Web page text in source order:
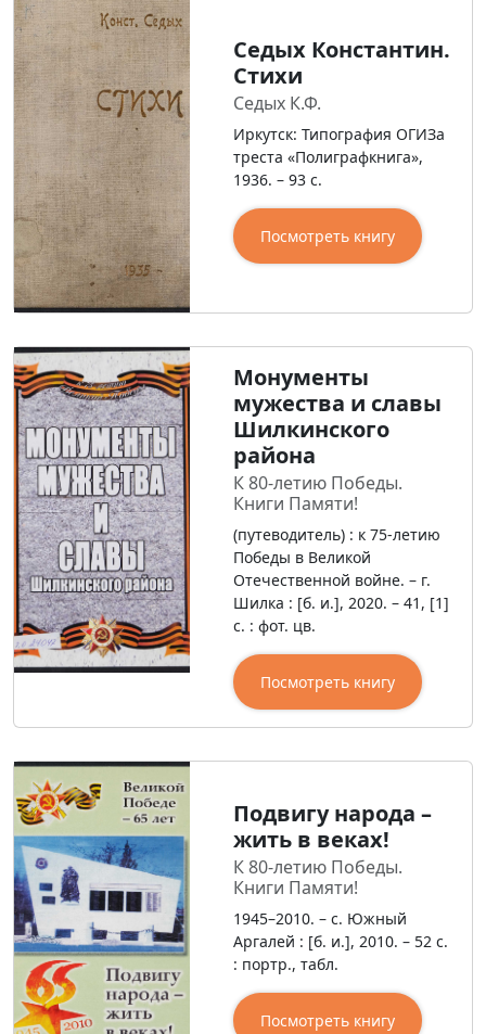
Седых Константин.
Стихи
Седых К.Ф.
Иркутск: Типография ОГИЗа
треста «Полиграфкнига»,
1936. – 93 с.
Посмотреть книгу
Монументы
мужества и славы
Шилкинского
района
К 80-летию Победы.
Книги Памяти!
(путеводитель) : к 75-летию
Победы в Великой
Отечественной войне. – г.
Шилка : [б. и.], 2020. – 41, [1]
с. : фот. цв.
Посмотреть книгу
Подвигу народа –
жить в веках!
К 80-летию Победы.
Книги Памяти!
1945–2010. – с. Южный
Аргалей : [б. и.], 2010. – 52 с.
: портр., табл.
Посмотреть книгу